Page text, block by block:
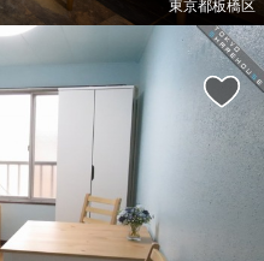
東京都板橋区